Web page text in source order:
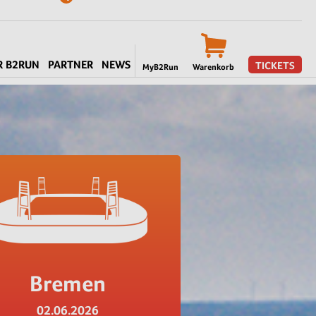
MyB2Run Warenkorb TICKETS
B2RUN PARTNER NEWS
Bremen
02.06.2026